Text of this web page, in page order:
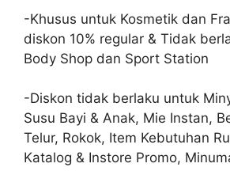
-Khusus untuk Kosmetik dan
diskon 10% regular & Tidak
Body Shop dan Sport Station
-Diskon tidak berlaku untuk
Susu Bayi & Anak, Mie Instan,
Telur, Rokok, Item Kebutuhan
Katalog & Instore Promo,